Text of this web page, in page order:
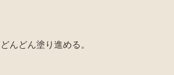
どんどん塗り進める。